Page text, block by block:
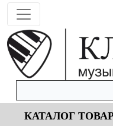
КАТАЛОГ